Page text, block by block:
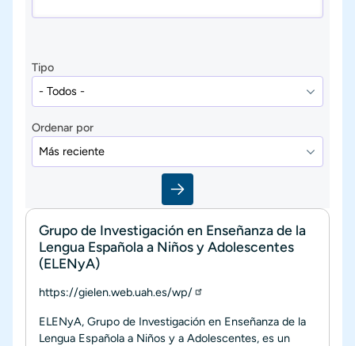
Tipo
Ordenar por
Grupo de Investigación en Enseñanza de la
Lengua Española a Niños y Adolescentes
(ELENyA)
https://gielen.web.uah.es/wp/
ELENyA, Grupo de Investigación en Enseñanza de la
Lengua Española a Niños y a Adolescentes, es un